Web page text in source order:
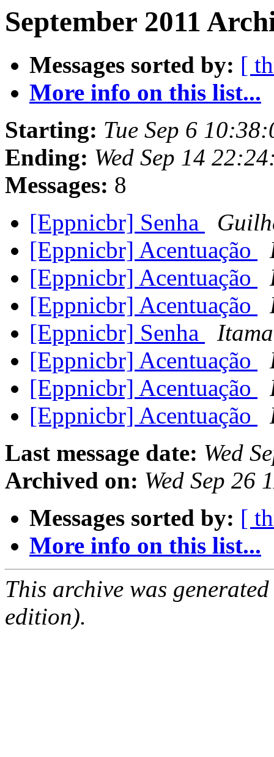
September 2011
Messages sorted by: [
More info on this list...
Starting: Tue Sep 6
Ending: Wed Sep 14
Messages: 8
[Eppnicbr] Senha
[Eppnicbr] Acentuação
[Eppnicbr] Acentuação
[Eppnicbr] Acentuação
[Eppnicbr] Senha
[Eppnicbr] Acentuação
[Eppnicbr] Acentuação
[Eppnicbr] Acentuação
Last message date: Wed
Archived on: Wed Sep 26
Messages sorted by: [
More info on this list...
This archive was
edition).